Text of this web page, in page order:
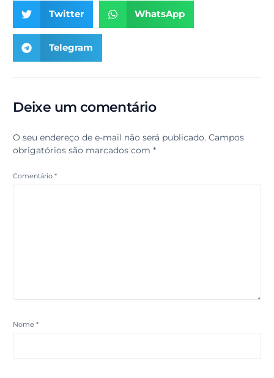
Twitter WhatsApp
Telegram
Deixe um comentário
O seu endereço de e-mail não será publicado. Campos
obrigatórios são marcados com*
Comentário*
Nome*